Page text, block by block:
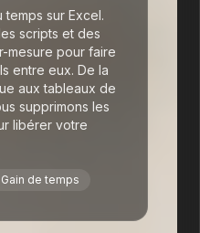
sur Excel.
scripts et des
mesure pour faire
entre eux. De la
aux tableaux de
supprimons les
libérer votre
de temps